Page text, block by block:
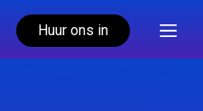
Huur ons in